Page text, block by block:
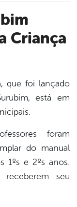
Criança
que foi lançado
está em
foram
do manual
1ºs e 2ºs anos.
seu